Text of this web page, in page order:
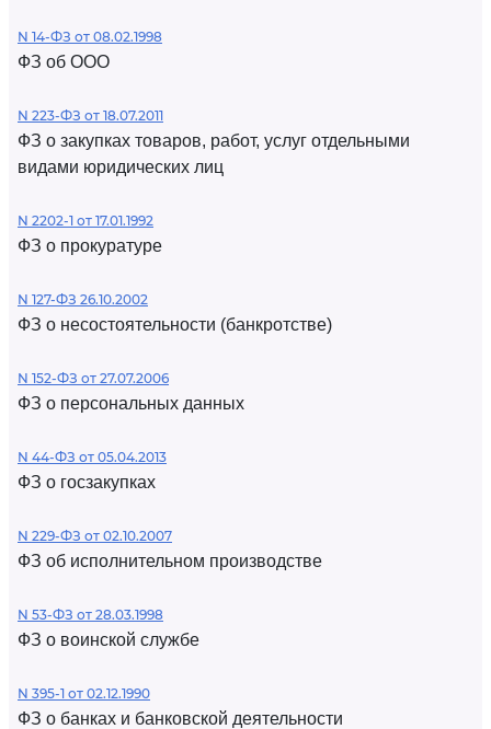
N 14-ФЗ от 08.02.1998
ФЗ об ООО
N 223-ФЗ от 18.07.2011
ФЗ о закупках товаров, работ, услуг отдельными
видами юридических лиц
N 2202-1 от 17.01.1992
ФЗ о прокуратуре
N 127-ФЗ 26.10.2002
ФЗ о несостоятельности (банкротстве)
N 152-ФЗ от 27.07.2006
ФЗ о персональных данных
N 44-ФЗ от 05.04.2013
ФЗ о госзакупках
N 229-ФЗ от 02.10.2007
ФЗ об исполнительном производстве
N 53-ФЗ от 28.03.1998
ФЗ о воинской службе
N 395-1 от 02.12.1990
ФЗ о банках и банковской деятельности